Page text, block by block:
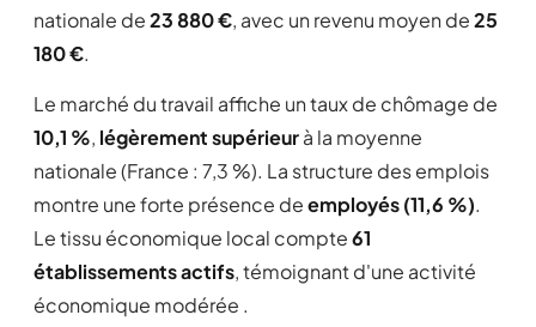
nationale de23 880 €, avec un revenu moyen de25
180 €.
Le marché du travail affiche un taux de chômage de
10,1 %, légèrement supérieurà la moyenne
nationale (France : 7,3 %). La structure des emplois
montre une forte présence deemployés (11,6 %).
Le tissu économique local compte61
établissements actifs, témoignant d'une activité
économique modérée .